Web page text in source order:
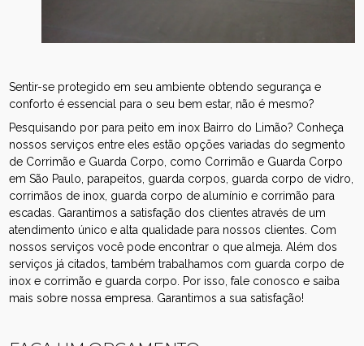
Sentir-se protegido em seu ambiente obtendo segurança e
conforto é essencial para o seu bem estar, não é mesmo?
Pesquisando por para peito em inox Bairro do Limão? Conheça
nossos serviços entre eles estão opções variadas do segmento
de Corrimão e Guarda Corpo, como Corrimão e Guarda Corpo
em São Paulo, parapeitos, guarda corpos, guarda corpo de vidro,
corrimãos de inox, guarda corpo de alumínio e corrimão para
escadas. Garantimos a satisfação dos clientes através de um
atendimento único e alta qualidade para nossos clientes. Com
nossos serviços você pode encontrar o que almeja. Além dos
serviços já citados, também trabalhamos com guarda corpo de
inox e corrimão e guarda corpo. Por isso, fale conosco e saiba
mais sobre nossa empresa. Garantimos a sua satisfação!